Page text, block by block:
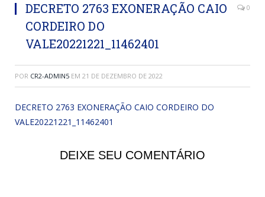
DECRETO 2763 EXONERAÇÃO CAIO
CORDEIRO DO
VALE20221221_11462401
0
POR CR2-ADMIN5 EM 21 DE DEZEMBRO DE 2022
DECRETO 2763 EXONERAÇÃO CAIO CORDEIRO DO
VALE20221221_11462401
DEIXE SEU COMENTÁRIO